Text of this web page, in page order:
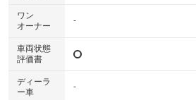
ワン
オーナー
-
車両状態
評価書
ディーラ
ー車
-